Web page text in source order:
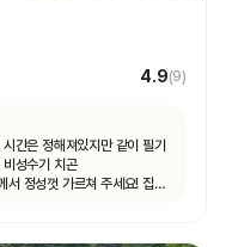
4.9(9)
간은 정해져있지만 같이 필기
성수기 치곤
서 정성껏 가르쳐 주세요! 집